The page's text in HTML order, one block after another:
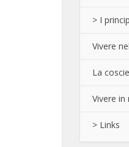
> I
Vivere
La
Vivere
> Links